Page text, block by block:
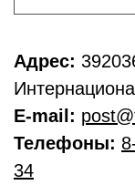
Адрес:
E-mail:
Телефоны:
34